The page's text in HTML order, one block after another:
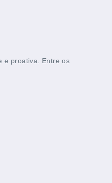
e proativa. Entre os